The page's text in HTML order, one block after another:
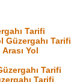
Tarifi
Güzergahı Tarifi
Yol
Tarifi
Tarifi